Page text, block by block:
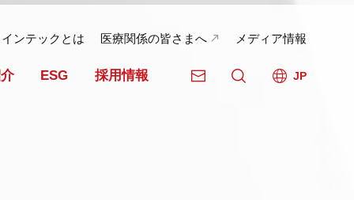
ESG 採用情報 JP
ンテックとは 医療関係の皆さまへ メディア情報